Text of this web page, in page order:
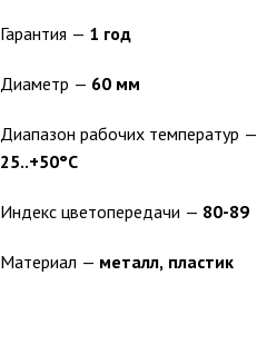
Гарантия — 1 год
Диаметр — 60 мм
Диапазон рабочих температур —
25..+50°C
Индекс цветопередачи — 80-89
Материал — металл, пластик